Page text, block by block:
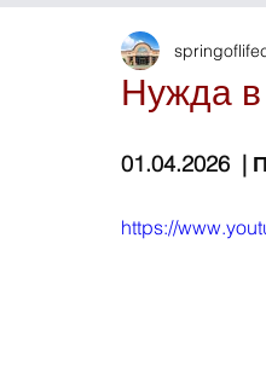
Проповедь
Нужда в
01.04.2026  |
https://